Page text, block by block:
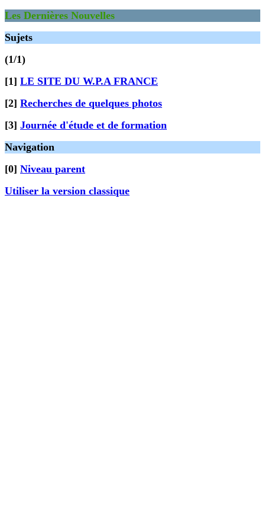
Les Dernières Nouvelles
Sujets
(1/1)
[1] LE SITE DU W.P.A FRANCE
[2] Recherches de quelques photos
[3] Journée d'étude et de formation
Navigation
[0] Niveau parent
Utiliser la version classique